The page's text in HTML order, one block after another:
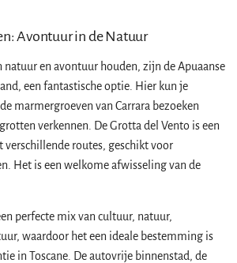
Avontuur in de Natuur
natuur en avontuur houden, zijn de Apuaanse
een fantastische optie. Hier kun je
marmergroeven van Carrara bezoeken
verkennen. De Grotta del Vento is een
verschillende routes, geschikt voor
Het is een welkome afwisseling van de
perfecte mix van cultuur, natuur,
waardoor het een ideale bestemming is
in Toscane. De autovrije binnenstad, de